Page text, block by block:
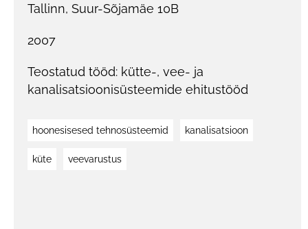
Tallinn, Suur-Sõjamäe 10B
2007
Teostatud tööd: kütte-, vee- ja
kanalisatsioonisüsteemide ehitustööd
hoonesisesed tehnosüsteemid kanalisatsioon
küte veevarustus